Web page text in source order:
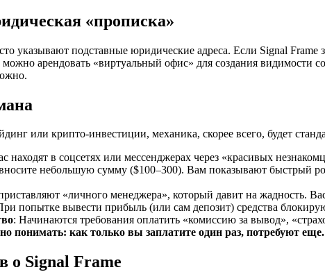
«прописка»
указывают подставные юридические адреса. Если Signal
арендовать «виртуальный офис» для создания видимости
или крипто-инвестиции, механика, скорее всего, будет
находят в соцсетях или мессенджерах через «красивых
небольшую сумму ($100–300). Вам показывают быстрый
«личного менеджера», который давит на жадность.
попытке вывести прибыль (или сам депозит) средства
: Начинаются требования оплатить «комиссию за вывод»,
понимать: как только вы заплатите один раз, потребуют
о Signal Frame